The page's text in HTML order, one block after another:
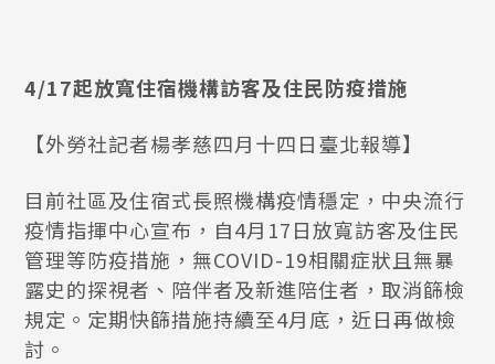
4/17起放寬住宿機構訪客及住民防疫措施
【外勞社記者楊孝慈四月十四日臺北報導】
目前社區及住宿式長照機構疫情穩定，中央流行
疫情指揮中心宣布，自4月17日放寬訪客及住民
管理等防疫措施，無COVID-19相關症狀且無暴
露史的探視者、陪伴者及新進陪住者，取消篩檢
規定。定期快篩措施持續至4月底，近日再做檢
討。